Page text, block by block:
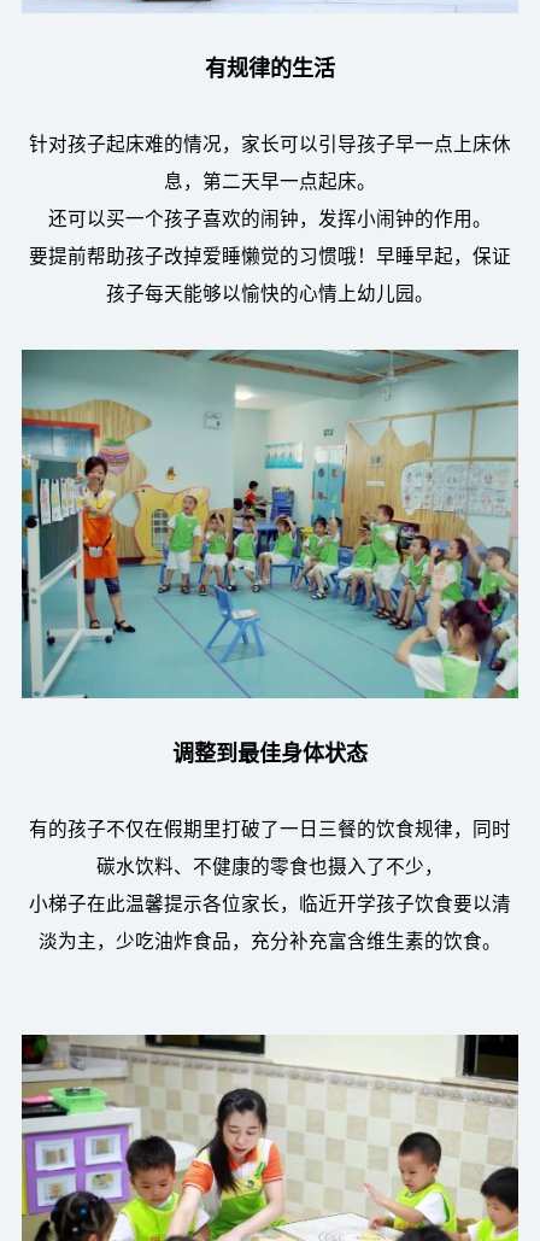
有规律的生活
针对孩子起床难的情况，家长可以引导孩子早一点上床休
息，第二天早一点起床。
还可以买一个孩子喜欢的闹钟，发挥小闹钟的作用。
要提前帮助孩子改掉爱睡懒觉的习惯哦！早睡早起，保证
孩子每天能够以愉快的心情上幼儿园。
调整到最佳身体状态
有的孩子不仅在假期里打破了一日三餐的饮食规律，同时
碳水饮料、不健康的零食也摄入了不少，
小梯子在此温馨提示各位家长，临近开学孩子饮食要以清
淡为主，少吃油炸食品，充分补充富含维生素的饮食。